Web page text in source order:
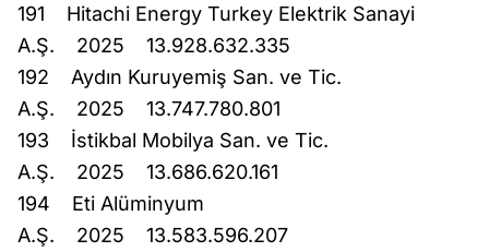
191 Hitachi Energy Turkey Elektrik Sanayi
A.Ş. 2025 13.928.632.335
192 Aydın Kuruyemiş San. ve Tic.
A.Ş. 2025 13.747.780.801
193 İstikbal Mobilya San. ve Tic.
A.Ş. 2025 13.686.620.161
194 Eti Alüminyum
A.Ş. 2025 13.583.596.207